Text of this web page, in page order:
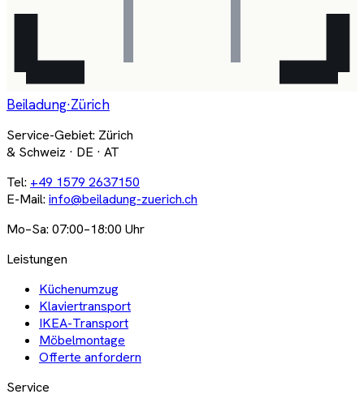
Beiladung·Zürich
Service-Gebiet: Zürich
& Schweiz · DE · AT
Tel: +49 1579 2637150
E-Mail: info@beiladung-zuerich.ch
Mo–Sa: 07:00–18:00 Uhr
Leistungen
Küchenumzug
Klaviertransport
IKEA-Transport
Möbelmontage
Offerte anfordern
Service